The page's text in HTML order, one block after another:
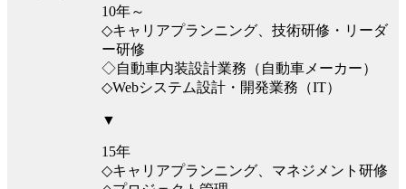
10年～
◇キャリアプランニング、技術研修・リーダ
ー研修
◇自動車内装設計業務（自動車メーカー）
◇Webシステム設計・開発業務（IT）
▼
15年
◇キャリアプランニング、マネジメント研修